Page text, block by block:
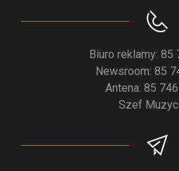
Biuro reklamy: 85
Newsroom: 85
Antena: 85
Szef